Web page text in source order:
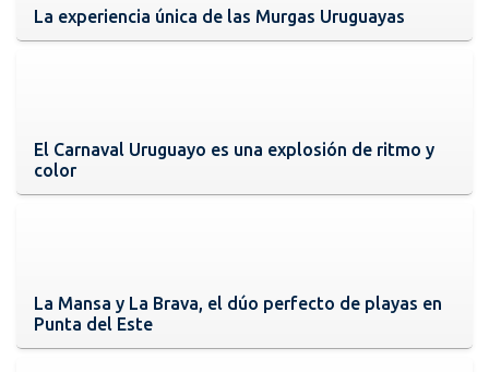
La experiencia única de las Murgas Uruguayas
El Carnaval Uruguayo es una explosión de ritmo y
color
La Mansa y La Brava, el dúo perfecto de playas en
Punta del Este